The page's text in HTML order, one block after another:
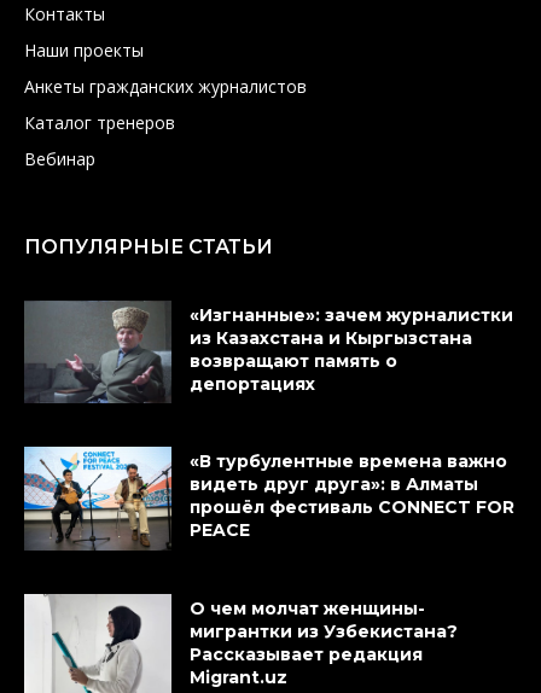
Контакты
Наши проекты
Анкеты гражданских журналистов
Каталог тренеров
Вебинар
ПОПУЛЯРНЫЕ СТАТЬИ
«Изгнанные»: зачем журналистки
из Казахстана и Кыргызстана
возвращают память о
депортациях
«В турбулентные времена важно
видеть друг друга»: в Алматы
прошёл фестиваль CONNECT FOR
PEACE
О чем молчат женщины-
мигрантки из Узбекистана?
Рассказывает редакция
Migrant.uz